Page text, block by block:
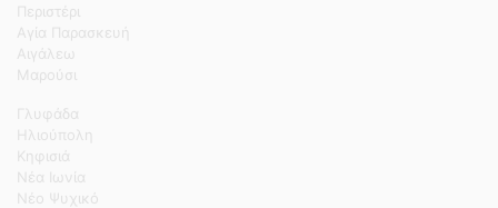
Περιστέρι
Αγία Παρασκευή
Αιγάλεω
Μαρούσι
Γλυφάδα
Ηλιούπολη
Κηφισιά
Νέα Ιωνία
Νέο Ψυχικό